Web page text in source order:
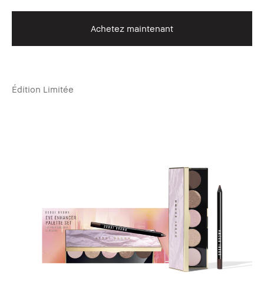
Achetez maintenant
Édition Limitée